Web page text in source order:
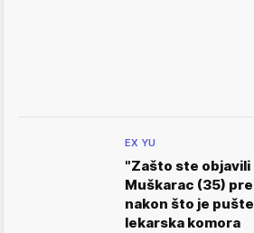
EX YU
"Zašto ste objavili
Muškarac (35)
nakon što je
lekarska komora